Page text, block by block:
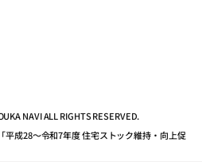
者(以下、「登録事業者」)への
を利用することができます。
事業者ページの「問合せる」ボ
る(最大5件)」ボタンをクリック
画面」ないし「見積依頼フォー
団の問合せ窓口まで連絡いただ
まへ
の基礎知識
ンター
NAVI ALL RIGHTS RESERVED.
平成28～令和7年度 住宅ストック維持・向上促